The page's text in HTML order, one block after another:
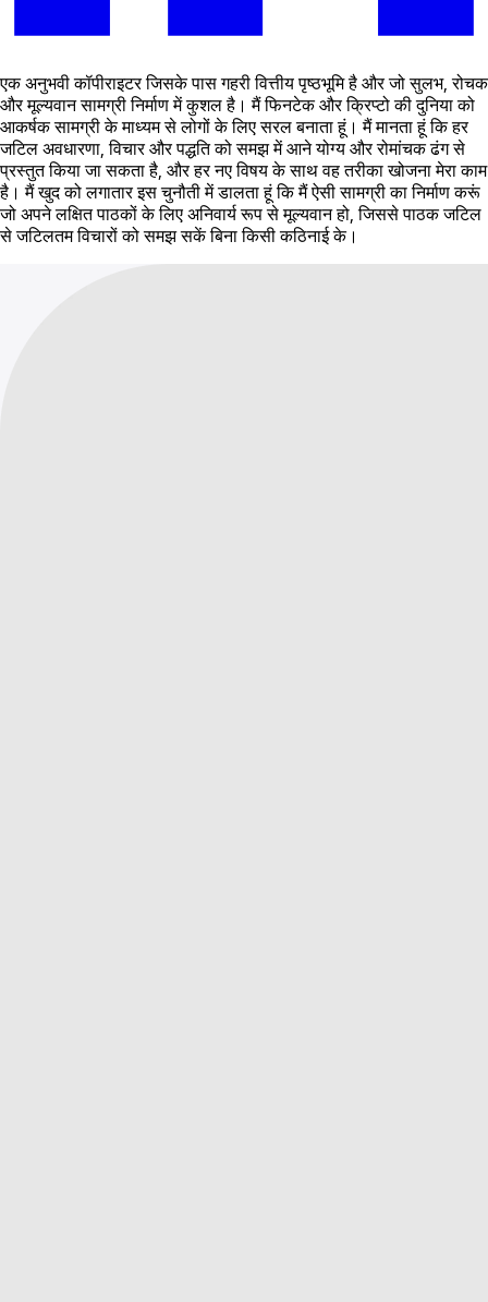
एक अनुभवी कॉपीराइटर जिसके पास गहरी वित्तीय पृष्ठभूमि है और जो सुलभ, रोचक
और मूल्यवान सामग्री निर्माण में कुशल है। मैं फिनटेक और क्रिप्टो की दुनिया को
आकर्षक सामग्री के माध्यम से लोगों के लिए सरल बनाता हूं। मैं मानता हूं कि हर
जटिल अवधारणा, विचार और पद्धति को समझ में आने योग्य और रोमांचक ढंग से
प्रस्तुत किया जा सकता है, और हर नए विषय के साथ वह तरीका खोजना मेरा काम
है। मैं खुद को लगातार इस चुनौती में डालता हूं कि मैं ऐसी सामग्री का निर्माण करूं
जो अपने लक्षित पाठकों के लिए अनिवार्य रूप से मूल्यवान हो, जिससे पाठक जटिल
से जटिलतम विचारों को समझ सकें बिना किसी कठिनाई के।